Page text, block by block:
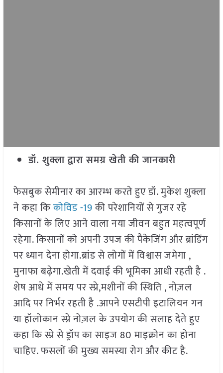
डॉ. शुक्ला द्वारा समग्र खेती की जानकारी
फेसबुक सेमीनार का आरम्भ करते हुए डॉ. मुकेश शुक्ला
ने कहा किकोविड -19की परेशानियों से गुजर रहे
किसानों के लिए आने वाला नया जीवन बहुत महत्वपूर्ण
रहेगा. किसानों को अपनी उपज की पैकेजिंग और ब्रांडिंग
पर ध्यान देना होगा.ब्रांड से लोगों में विश्वास जमेगा ,
मुनाफा बढ़ेगा.खेती में दवाई की भूमिका आधी रहती है .
शेष आधे में समय पर स्प्रे,मशीनों की स्थिति , नोज़ल
आदि पर निर्भर रहती है .आपने एसटीपी इटालियन गन
या हॉलोकान स्प्रे नोज़ल के उपयोग की सलाह देते हुए
कहा कि स्प्रे से ड्रॉप का साइज 80 माइक्रोन का होना
चाहिए. फसलों की मुख्य समस्या रोग और कीट है.